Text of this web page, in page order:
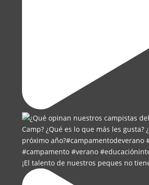
¡El talento de nuestros peques no